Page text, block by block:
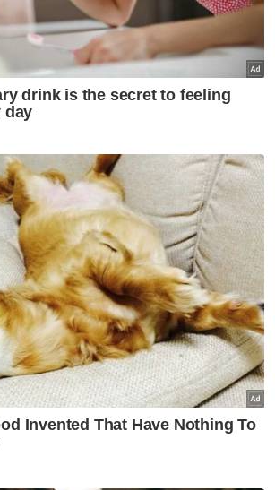
dan integriti badan
kenyataan AGC,
yang boleh mengundang
cubaan
pelantikan hakim itu perlu
PKR desak tubuh RCI siasat kemelut
kehakiman
PKR desak tubuh RCI siasat kemelut
Hakim Negara
atau hak AGC untuk
sama ada itu satu
matang atau bersifat spekulatif